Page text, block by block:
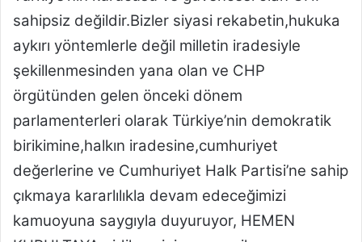
sahipsiz değildir.Bizler siyasi rekabetin,hukuka
aykırı yöntemlerle değil milletin iradesiyle
şekillenmesinden yana olan ve CHP
örgütünden gelen önceki dönem
parlamenterleri olarak Türkiye’nin demokratik
birikimine,halkın iradesine,cumhuriyet
değerlerine ve Cumhuriyet Halk Partisi’ne sahip
çıkmaya kararlılıkla devam edeceğimizi
kamuoyuna saygıyla duyuruyor, HEMEN